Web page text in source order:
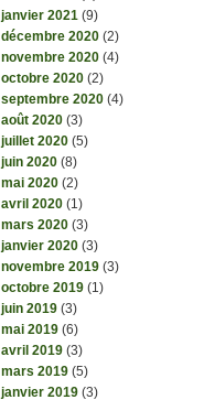
janvier 2021 (9)
décembre 2020 (2)
novembre 2020 (4)
octobre 2020 (2)
septembre 2020 (4)
août 2020 (3)
juillet 2020 (5)
juin 2020 (8)
mai 2020 (2)
avril 2020 (1)
mars 2020 (3)
janvier 2020 (3)
novembre 2019 (3)
octobre 2019 (1)
juin 2019 (3)
mai 2019 (6)
avril 2019 (3)
mars 2019 (5)
janvier 2019 (3)